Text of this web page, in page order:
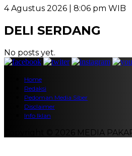
4 Agustus 2026 | 8:06 pm WIB
DELI SERDANG
No posts yet.
Home
Redaksi
Pedoman Media Siber
Disclaimer
Info Iklan
Copyright © 2026 MEDIA